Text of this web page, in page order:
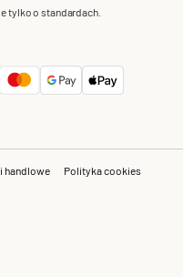
tylko o standardach.
handlowe
Polityka cookies